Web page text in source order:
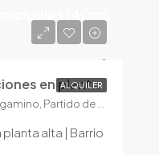
ALQUILER
Dto Centrico, 2 habitaciones en planta alta!
alta | Barrio